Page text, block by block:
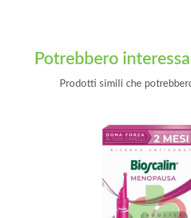
Potrebbero
Prodotti simili che